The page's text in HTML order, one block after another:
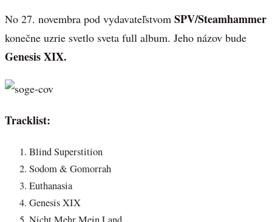
No 27. novembra pod vydavateľstvom SPV/Steamhammer
konečne uzrie svetlo sveta full album. Jeho názov bude
Genesis XIX.
Tracklist:
Blind Superstition
Sodom & Gomorrah
Euthanasia
Genesis XIX